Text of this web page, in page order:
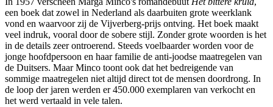
een boek dat zowel in Nederland als daarbuiten grote weerklank
vond en waarvoor zij de Vijverberg-prijs ontving. Het boek maakt
veel indruk, vooral door de sobere stijl. Zonder grote woorden is het
in de details zeer ontroerend. Steeds voelbaarder worden voor de
jonge hoofdpersoon en haar familie de anti-joodse maatregelen van
de Duitsers. Maar Minco toont ook dat het bedreigende van
sommige maatregelen niet altijd direct tot de mensen doordrong. In
de loop der jaren werden er 450.000 exemplaren van verkocht en
het werd vertaald in vele talen.